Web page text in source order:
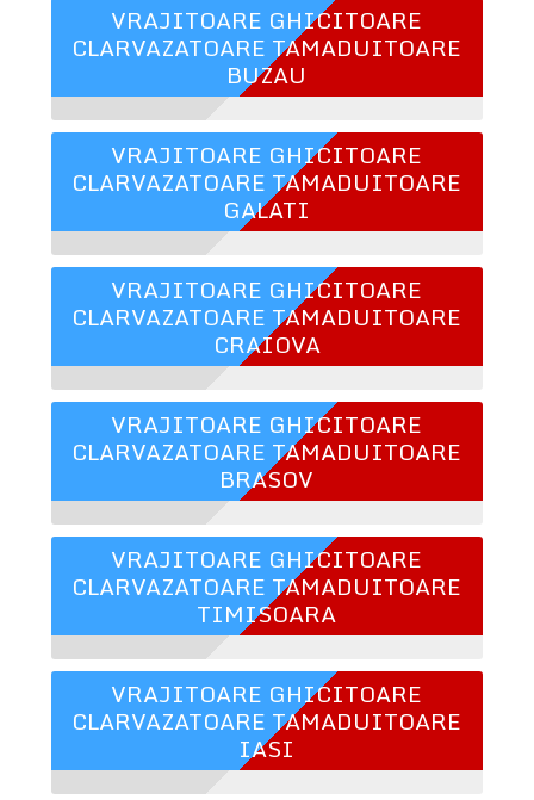
VRAJITOARE GHICITOARE
CLARVAZATOARE TAMADUITOARE
BUZAU
VRAJITOARE GHICITOARE
CLARVAZATOARE TAMADUITOARE
GALATI
VRAJITOARE GHICITOARE
CLARVAZATOARE TAMADUITOARE
CRAIOVA
VRAJITOARE GHICITOARE
CLARVAZATOARE TAMADUITOARE
BRASOV
VRAJITOARE GHICITOARE
CLARVAZATOARE TAMADUITOARE
TIMISOARA
VRAJITOARE GHICITOARE
CLARVAZATOARE TAMADUITOARE
IASI